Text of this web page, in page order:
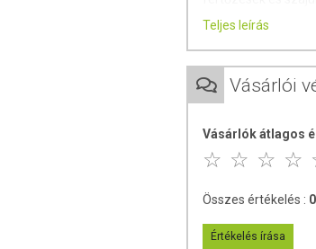
Kiváló
depresszió
A fahéj illata
Illat jellemzők:
tüzes, édes,
hangulatjavító,
Teljes leírás
Vásárlói
Vásárlók átlagos
Összes értékelés : 0
Értékelés írása